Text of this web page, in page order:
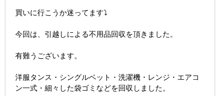
買いに行こうか迷ってます⤵
今回は、引越しによる不用品回収を頂きました。
有難うございます。
洋服タンス・シングルベット・洗濯機・レンジ・エアコ
ン一式・細々した袋ゴミなどを回収しました。